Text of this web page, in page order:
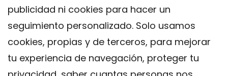
publicidad ni cookies para hacer un
seguimiento personalizado. Solo usamos
cookies, propias y de terceros, para mejorar
tu experiencia de navegación, proteger tu